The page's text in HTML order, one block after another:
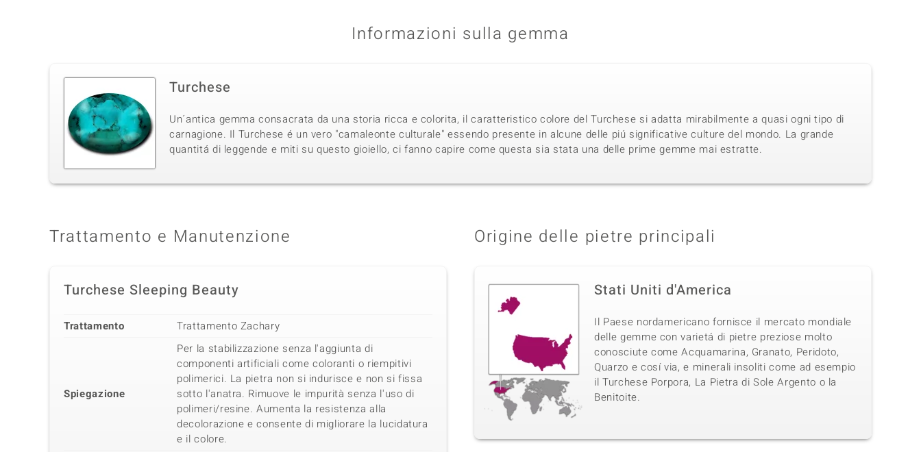
Informazioni sulla gemma
Turchese
Un´antica gemma consacrata da una storia ricca e colorita, il caratteristico colore del Turchese si adatta mirabilmente a quasi ogni tipo di
carnagione. Il Turchese é un vero "camaleonte culturale" essendo presente in alcune delle piú significative culture del mondo. La grande
quantitá di leggende e miti su questo gioiello, ci fanno capire come questa sia stata una delle prime gemme mai estratte.
Trattamento e Manutenzione
Turchese Sleeping Beauty
Trattamento Trattamento Zachary
Spiegazione
Per la stabilizzazione senza l'aggiunta di
componenti artificiali come coloranti o riempitivi
polimerici. La pietra non si indurisce e non si fissa
sotto l'anatra. Rimuove le impurità senza l'uso di
polimeri/resine. Aumenta la resistenza alla
decolorazione e consente di migliorare la lucidatura
e il colore.
Origine delle pietre principali
Stati Uniti d'America
Il Paese nordamericano fornisce il mercato mondiale
delle gemme con varietá di pietre preziose molto
conosciute come Acquamarina, Granato, Peridoto,
Quarzo e cosí via, e minerali insoliti come ad esempio
il Turchese Porpora, La Pietra di Sole Argento o la
Benitoite.